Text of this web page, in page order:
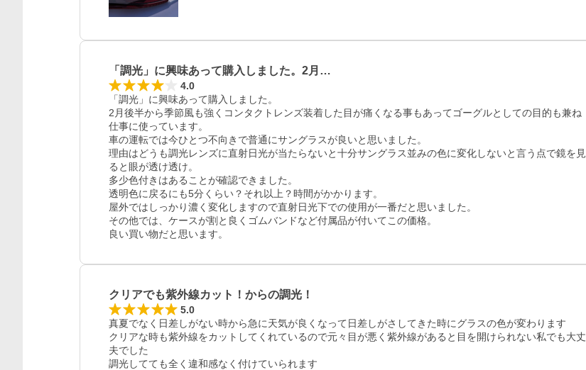
「調光」に興味あって購入しました。2月…
4.0
「調光」に興味あって購入しました。
2月後半から季節風も強くコンタクトレンズ装着した目が痛くなる事もあってゴーグルとしての目的も兼ね
仕事に使っています。
車の運転では今ひとつ不向きで普通にサングラスが良いと思いました。
理由はどうも調光レンズに直射日光が当たらないと十分サングラス並みの色に変化しないと言う点で鏡を見
ると眼が透け透け。
多少色付きはあることが確認できました。
透明色に戻るにも5分くらい？それ以上？時間がかかります。
屋外ではしっかり濃く変化しますので直射日光下での使用が一番だと思いました。
その他では、ケースが割と良くゴムバンドなど付属品が付いてこの価格。
良い買い物だと思います。
クリアでも紫外線カット！からの調光！
5.0
真夏でなく日差しがない時から急に天気が良くなって日差しがさしてきた時にグラスの色が変わります
クリアな時も紫外線をカットしてくれているので元々目が悪く紫外線があると目を開けられない私でも大丈
夫でした
調光してても全く違和感なく付けていられます